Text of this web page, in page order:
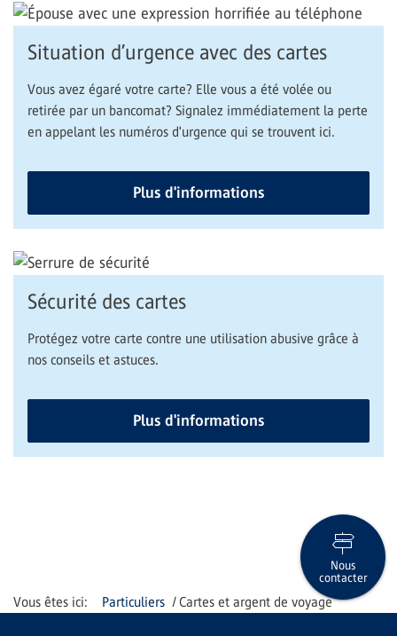
Situation d’urgence avec des cartes
Vous avez égaré votre carte? Elle vous a été volée ou
retirée par un bancomat? Signalez immédiatement la perte
en appelant les numéros d'urgence qui se trouvent ici.
Plus d'informations
Sécurité des cartes
Protégez votre carte contre une utilisation abusive grâce à
nos conseils et astuces.
Plus d'informations
Particuliers Cartes et argent de voyage
Nous
contacter